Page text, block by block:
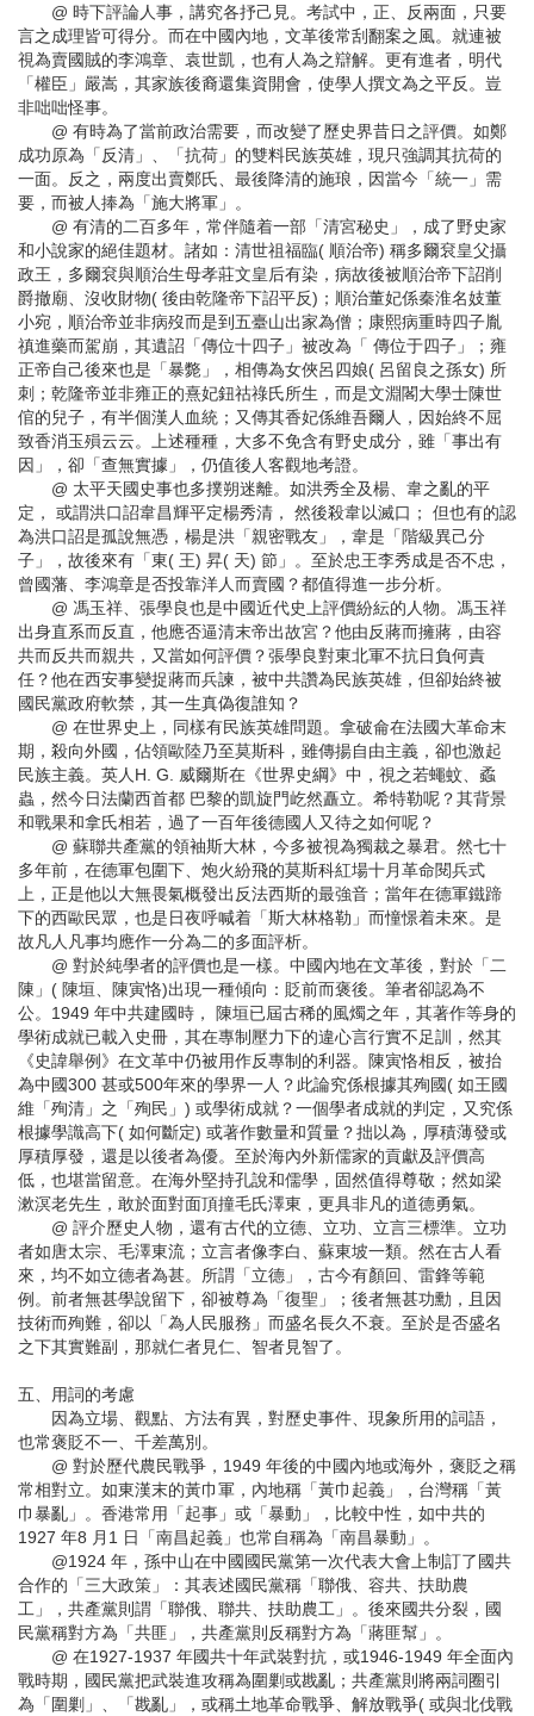
@ 時下評論人事，講究各抒己見。考試中，正、反兩面，只要
言之成理皆可得分。而在中國內地，文革後常刮翻案之風。就連被
視為賣國賊的李鴻章、袁世凱，也有人為之辯解。更有進者，明代
「權臣」嚴嵩，其家族後裔還集資開會，使學人撰文為之平反。豈
非咄咄怪事。
@ 有時為了當前政治需要，而改變了歷史界昔日之評價。如鄭
成功原為「反清」、「抗荷」的雙料民族英雄，現只強調其抗荷的
一面。反之，兩度出賣鄭氏、最後降清的施琅，因當今「統一」需
要，而被人捧為「施大將軍」。
@ 有清的二百多年，常伴隨着一部「清宮秘史」，成了野史家
和小說家的絕佳題材。諸如：清世祖福臨( 順治帝) 稱多爾袞皇父攝
政王，多爾袞與順治生母孝莊文皇后有染，病故後被順治帝下詔削
爵撤廟、沒收財物( 後由乾隆帝下詔平反)；順治董妃係秦淮名妓董
小宛，順治帝並非病歿而是到五臺山出家為僧；康熙病重時四子胤
禛進藥而駕崩，其遺詔「傳位十四子」被改為「 傳位于四子」；雍
正帝自己後來也是「暴斃」，相傳為女俠呂四娘( 呂留良之孫女) 所
刺；乾隆帝並非雍正的熹妃鈕祜祿氏所生，而是文淵閣大學士陳世
倌的兒子，有半個漢人血統；又傳其香妃係維吾爾人，因始終不屈
致香消玉殞云云。上述種種，大多不免含有野史成分，雖「事出有
因」，卻「查無實據」，仍值後人客觀地考證。
@ 太平天國史事也多撲朔迷離。如洪秀全及楊、韋之亂的平
定， 或謂洪口詔韋昌輝平定楊秀清， 然後殺韋以滅口； 但也有的認
為洪口詔是孤說無憑，楊是洪「親密戰友」，韋是「階級異己分
子」，故後來有「東( 王) 昇( 天) 節」。至於忠王李秀成是否不忠，
曾國藩、李鴻章是否投靠洋人而賣國？都值得進一步分析。
@ 馮玉祥、張學良也是中國近代史上評價紛紜的人物。馮玉祥
出身直系而反直，他應否逼清末帝出故宮？他由反蔣而擁蔣，由容
共而反共而親共，又當如何評價？張學良對東北軍不抗日負何責
任？他在西安事變捉蔣而兵諫，被中共讚為民族英雄，但卻始終被
國民黨政府軟禁，其一生真偽復誰知？
@ 在世界史上，同樣有民族英雄問題。拿破侖在法國大革命末
期，殺向外國，佔領歐陸乃至莫斯科，雖傳揚自由主義，卻也激起
民族主義。英人H. G. 威爾斯在《世界史綱》中，視之若蠅蚊、蟊
蟲，然今日法蘭西首都 巴黎的凱旋門屹然矗立。希特勒呢？其背景
和戰果和拿氏相若，過了一百年後德國人又待之如何呢？
@ 蘇聯共產黨的領袖斯大林，今多被視為獨裁之暴君。然七十
多年前，在德軍包圍下、炮火紛飛的莫斯科紅場十月革命閱兵式
上，正是他以大無畏氣概發出反法西斯的最強音；當年在德軍鐵蹄
下的西歐民眾，也是日夜呼喊着「斯大林格勒」而憧憬着未來。是
故凡人凡事均應作一分為二的多面評析。
@ 對於純學者的評價也是一樣。中國內地在文革後，對於「二
陳」( 陳垣、陳寅恪)出現一種傾向：貶前而褒後。筆者卻認為不
公。1949 年中共建國時， 陳垣已屆古稀的風燭之年，其著作等身的
學術成就已載入史冊，其在專制壓力下的違心言行實不足訓，然其
《史諱舉例》在文革中仍被用作反專制的利器。陳寅恪相反，被抬
為中國300 甚或500年來的學界一人？此論究係根據其殉國( 如王國
維「殉清」之「殉民」) 或學術成就？一個學者成就的判定，又究係
根據學識高下( 如何斷定) 或著作數量和質量？拙以為，厚積薄發或
厚積厚發，還是以後者為優。至於海內外新儒家的貢獻及評價高
低，也堪當留意。在海外堅持孔說和儒學，固然值得尊敬；然如梁
漱溟老先生，敢於面對面頂撞毛氏澤東，更具非凡的道德勇氣。
@ 評介歷史人物，還有古代的立德、立功、立言三標準。立功
者如唐太宗、毛澤東流；立言者像李白、蘇東坡一類。然在古人看
來，均不如立德者為甚。所謂「立德」，古今有顏回、雷鋒等範
例。前者無甚學說留下，卻被尊為「復聖」；後者無甚功勳，且因
技術而殉難，卻以「為人民服務」而盛名長久不衰。至於是否盛名
之下其實難副，那就仁者見仁、智者見智了。
五、用詞的考慮
因為立場、觀點、方法有異，對歷史事件、現象所用的詞語，
也常褒貶不一、千差萬別。
@ 對於歷代農民戰爭，1949 年後的中國內地或海外，褒貶之稱
常相對立。如東漢末的黃巾軍，內地稱「黃巾起義」，台灣稱「黃
巾暴亂」。香港常用「起事」或「暴動」，比較中性，如中共的
1927 年8 月1 日「南昌起義」也常自稱為「南昌暴動」。
@1924 年，孫中山在中國國民黨第一次代表大會上制訂了國共
合作的「三大政策」：其表述國民黨稱「聯俄、容共、扶助農
工」，共產黨則謂「聯俄、聯共、扶助農工」。後來國共分裂，國
民黨稱對方為「共匪」，共產黨則反稱對方為「蔣匪幫」。
@ 在1927-1937 年國共十年武裝對抗，或1946-1949 年全面內
戰時期，國民黨把武裝進攻稱為圍剿或戡亂；共產黨則將兩詞圈引
為「圍剿」、「戡亂」，或稱土地革命戰爭、解放戰爭( 或與北伐戰